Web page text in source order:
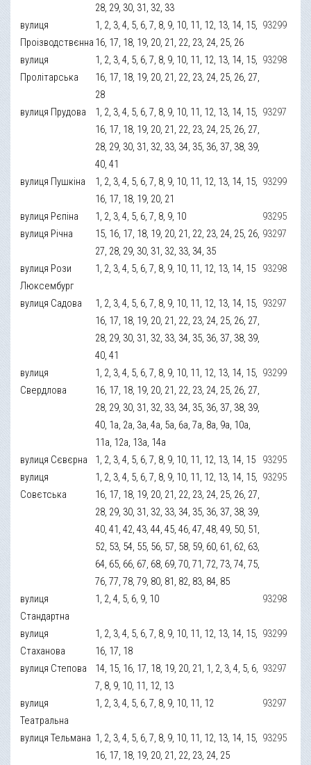
28, 29, 30, 31, 32, 33
вулиця
Проізводствєнна
1, 2, 3, 4, 5, 6, 7, 8, 9, 10, 11, 12, 13, 14, 15,
16, 17, 18, 19, 20, 21, 22, 23, 24, 25, 26
93299
вулиця
Пролітарська
1, 2, 3, 4, 5, 6, 7, 8, 9, 10, 11, 12, 13, 14, 15,
16, 17, 18, 19, 20, 21, 22, 23, 24, 25, 26, 27,
28
93298
вулиця Прудова
1, 2, 3, 4, 5, 6, 7, 8, 9, 10, 11, 12, 13, 14, 15,
16, 17, 18, 19, 20, 21, 22, 23, 24, 25, 26, 27,
28, 29, 30, 31, 32, 33, 34, 35, 36, 37, 38, 39,
40, 41
93297
вулиця Пушкіна
1, 2, 3, 4, 5, 6, 7, 8, 9, 10, 11, 12, 13, 14, 15,
16, 17, 18, 19, 20, 21
93299
вулиця Рєпіна 1, 2, 3, 4, 5, 6, 7, 8, 9, 10
93295
вулиця Річна
15, 16, 17, 18, 19, 20, 21, 22, 23, 24, 25, 26,
27, 28, 29, 30, 31, 32, 33, 34, 35
93297
вулиця Рози
Люксембург
1, 2, 3, 4, 5, 6, 7, 8, 9, 10, 11, 12, 13, 14, 15 93298
вулиця Садова
1, 2, 3, 4, 5, 6, 7, 8, 9, 10, 11, 12, 13, 14, 15,
16, 17, 18, 19, 20, 21, 22, 23, 24, 25, 26, 27,
28, 29, 30, 31, 32, 33, 34, 35, 36, 37, 38, 39,
40, 41
93297
вулиця
Свердлова
1, 2, 3, 4, 5, 6, 7, 8, 9, 10, 11, 12, 13, 14, 15,
16, 17, 18, 19, 20, 21, 22, 23, 24, 25, 26, 27,
28, 29, 30, 31, 32, 33, 34, 35, 36, 37, 38, 39,
40, 1а, 2а, 3а, 4а, 5а, 6а, 7а, 8а, 9а, 10а,
11а, 12а, 13а, 14а
93299
вулиця Сєвєрна 1, 2, 3, 4, 5, 6, 7, 8, 9, 10, 11, 12, 13, 14, 15
93295
вулиця
Совєтська
1, 2, 3, 4, 5, 6, 7, 8, 9, 10, 11, 12, 13, 14, 15,
16, 17, 18, 19, 20, 21, 22, 23, 24, 25, 26, 27,
28, 29, 30, 31, 32, 33, 34, 35, 36, 37, 38, 39,
40, 41, 42, 43, 44, 45, 46, 47, 48, 49, 50, 51,
52, 53, 54, 55, 56, 57, 58, 59, 60, 61, 62, 63,
64, 65, 66, 67, 68, 69, 70, 71, 72, 73, 74, 75,
76, 77, 78, 79, 80, 81, 82, 83, 84, 85
93295
вулиця
Стандартна
1, 2, 4, 5, 6, 9, 10 93298
вулиця
Стаханова
1, 2, 3, 4, 5, 6, 7, 8, 9, 10, 11, 12, 13, 14, 15,
16, 17, 18
93299
вулиця Степова
14, 15, 16, 17, 18, 19, 20, 21, 1, 2, 3, 4, 5, 6,
7, 8, 9, 10, 11, 12, 13
93297
вулиця
Театральна
1, 2, 3, 4, 5, 6, 7, 8, 9, 10, 11, 12 93297
вулиця Тельмана 1, 2, 3, 4, 5, 6, 7, 8, 9, 10, 11, 12, 13, 14, 15,
16, 17, 18, 19, 20, 21, 22, 23, 24, 25
93295